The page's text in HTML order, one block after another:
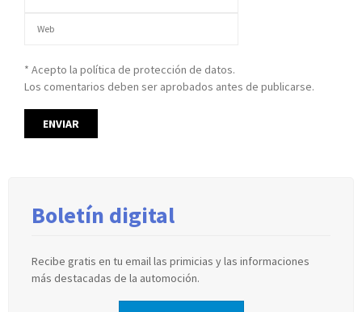
* Acepto la política de protección de datos.
Los comentarios deben ser aprobados antes de publicarse.
Boletín digital
Recibe gratis en tu email las primicias y las informaciones
más destacadas de la automoción.